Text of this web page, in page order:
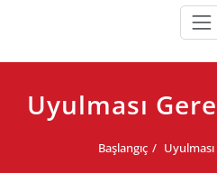
Uyulması
Başlangıç